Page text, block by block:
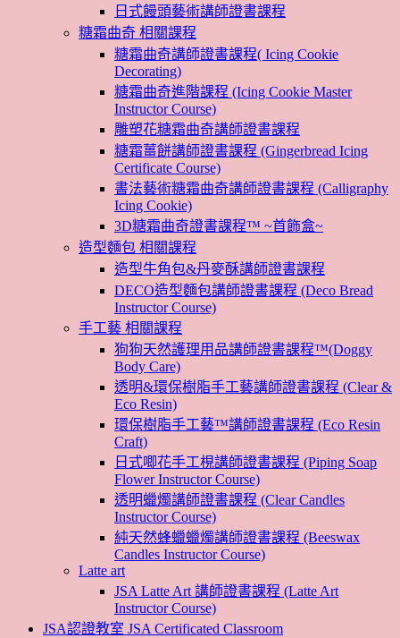
日式饅頭藝術講師證書課程
糖霜曲奇 相關課程
糖霜曲奇講師證書課程( Icing Cookie
Decorating)
糖霜曲奇進階課程 (Icing Cookie Master
Instructor Course)
雕塑花糖霜曲奇講師證書課程
糖霜薑餅講師證書課程 (Gingerbread Icing
Certificate Course)
書法藝術糖霜曲奇講師證書課程 (Calligraphy
Icing Cookie)
3D糖霜曲奇證書課程™ ~首飾盒~
造型麵包 相關課程
造型牛角包&丹麥酥講師證書課程
DECO造型麵包講師證書課程 (Deco Bread
Instructor Course)
手工藝 相關課程
狗狗天然護理用品講師證書課程™(Doggy
Body Care)
透明&環保樹脂手工藝講師證書課程 (Clear &
Eco Resin)
環保樹脂手工藝™講師證書課程 (Eco Resin
Craft)
日式唧花手工梘講師證書課程 (Piping Soap
Flower Instructor Course)
透明蠟燭講師證書課程 (Clear Candles
Instructor Course)
純天然蜂蠟蠟燭講師證書課程 (Beeswax
Candles Instructor Course)
Latte art
JSA Latte Art 講師證書課程 (Latte Art
Instructor Course)
JSA認證教室 JSA Certificated Classroom